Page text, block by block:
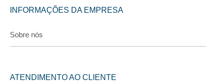
INFORMAÇÕES DA EMPRESA
Sobre nós
ATENDIMENTO AO CLIENTE